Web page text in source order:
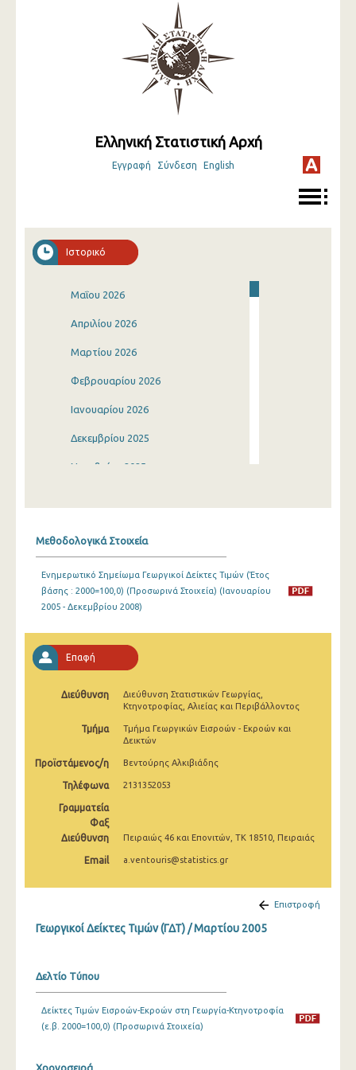
Ελληνική Στατιστική Αρχή
Εγγραφή Σύνδεση English
Ιστορικό
Μαΐου 2026
Απριλίου 2026
Μαρτίου 2026
Φεβρουαρίου 2026
Ιανουαρίου 2026
Δεκεμβρίου 2025
Νοεμβρίου 2025
Ιουλίου 2025
Ιουνίου 2025
Απριλίου 2025
Μαρτίου 2025
Φεβρουαρίου 2025
Δεκεμβρίου 2024
Νοεμβρίου 2024
Οκτωβρίου 2024
Ιουλίου 2024
Μαΐου 2024
Απριλίου 2024
Μεθοδολογικά Στοιχεία
Ενημερωτικό Σημείωμα Γεωργικοί Δείκτες Τιμών (Έτος
βάσης : 2000=100,0) (Προσωρινά Στοιχεία) (Ιανουαρίου
2005 - Δεκεμβρίου 2008)
Επαφή
Διεύθυνση
Διεύθυνση Στατιστικών Γεωργίας,
Κτηνοτροφίας, Αλιείας και Περιβάλλοντος
Τμήμα
Τμήμα Γεωργικών Εισροών - Εκροών και
Δεικτών
Προϊστάμενος/η Βεντούρης Αλκιβιάδης
Τηλέφωνα 2131352053
Γραμματεία
Φαξ
Διεύθυνση
Πειραιώς 46 και Επονιτών, ΤΚ 18510, Πειραιάς
Email a.ventouris@statistics.gr
Επιστροφή
Γεωργικοί Δείκτες Τιμών (ΓΔΤ) / Μαρτίου 2005
Δελτίο Τύπου
Δείκτες Τιμών Εισροών-Εκροών στη Γεωργία-Κτηνοτροφία
(ε.β. 2000=100,0) (Προσωρινά Στοιχεία)
Χρονοσειρά